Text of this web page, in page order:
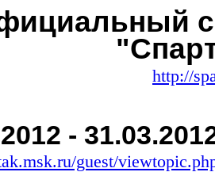
http://
-
guest/